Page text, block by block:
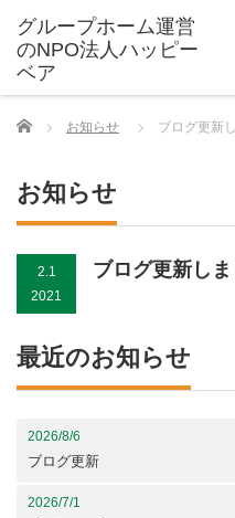
Home お知らせ ブログ更新
お知らせ
2.1
2021
ブログ更新し
最近のお知らせ
2026/8/6
ブログ更新
2026/7/1